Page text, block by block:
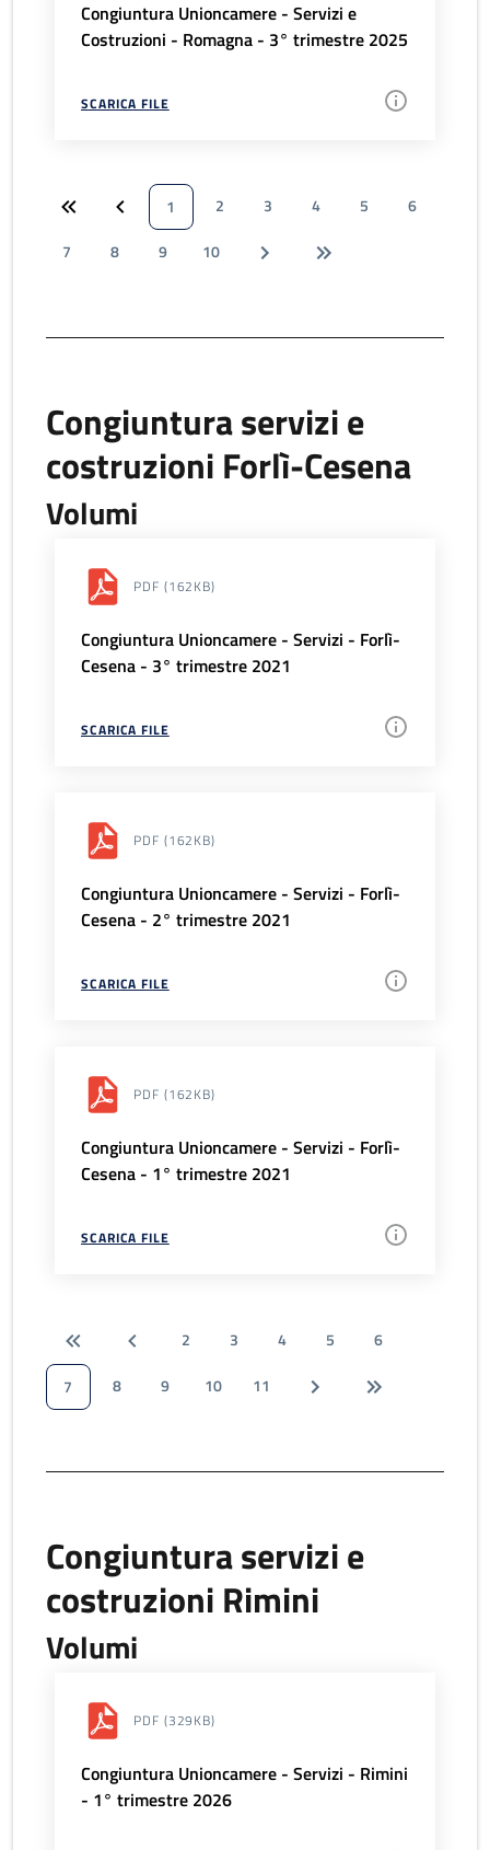
Congiuntura Unioncamere - Servizi e
Costruzioni - Romagna - 3° trimestre 2025
SCARICA FILE
1 2 3 4 5
6
7
8 9 10
Congiuntura servizi e
costruzioni Forlì-Cesena
Volumi
PDF (162KB)
Congiuntura Unioncamere - Servizi - Forlì-
Cesena - 3° trimestre 2021
SCARICA FILE
PDF (162KB)
Congiuntura Unioncamere - Servizi - Forlì-
Cesena - 2° trimestre 2021
SCARICA FILE
PDF (162KB)
Congiuntura Unioncamere - Servizi - Forlì-
Cesena - 1° trimestre 2021
SCARICA FILE
2 3 4 5
6
7
8 9 10 11
Congiuntura servizi e
costruzioni Rimini
Volumi
PDF (329KB)
Congiuntura Unioncamere - Servizi - Rimini
- 1° trimestre 2026